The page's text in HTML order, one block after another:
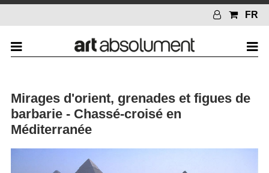
FR
Mirages d'orient, grenades et figues de
barbarie - Chassé-croisé en
Méditerranée